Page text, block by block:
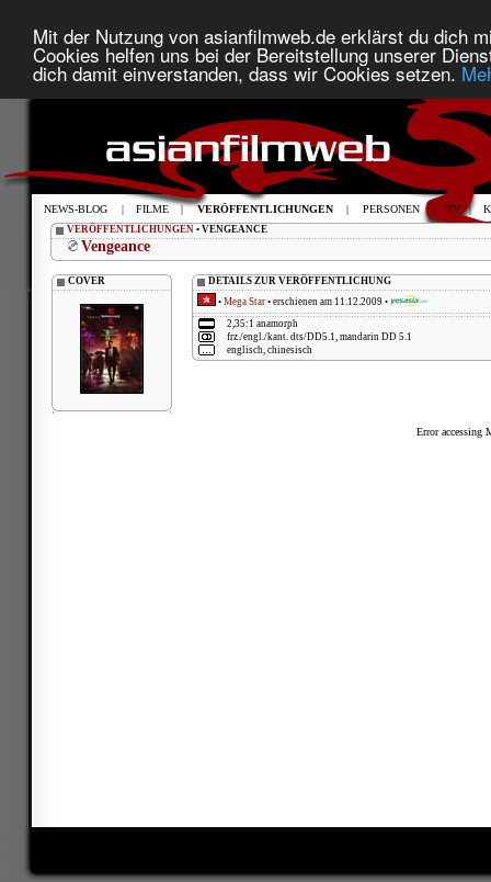
Mit der Nutzung von asianfilmweb.de erklärst du dich
Cookies helfen uns bei der Bereitstellung unserer
dich damit einverstanden, dass wir Cookies setzen.
NEWS-BLOG | FILME | VERÖFFENTLICHUNGEN | PERSONEN | TV |
VERÖFFENTLICHUNGEN • VENGEANCE
Vengeance
COVER
DETAILS ZUR VERÖFFENTLICHUNG
• Mega Star • erschienen am 11.12.2009 •
2,35:1 anamorph
frz./engl./kant. dts/DD5.1, mandarin DD 5.1
englisch, chinesisch
Error accessing